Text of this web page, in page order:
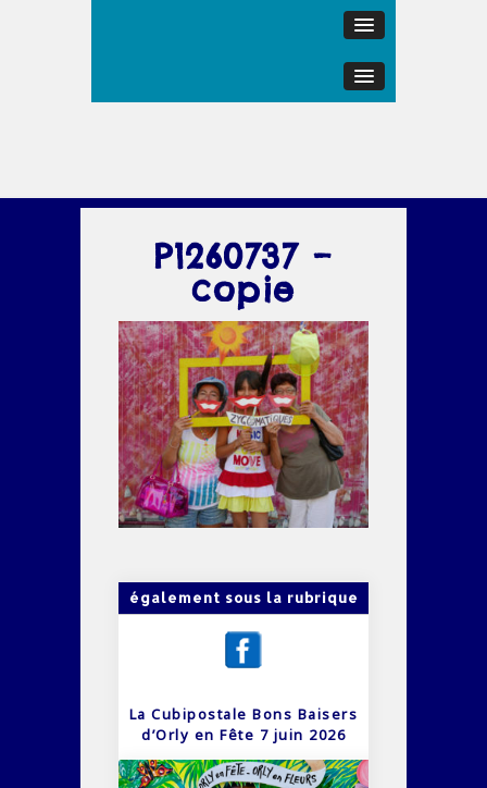
P1260737 –
copie
également sous la rubrique
La Cubipostale Bons Baisers
d’Orly en Fête 7 juin 2026